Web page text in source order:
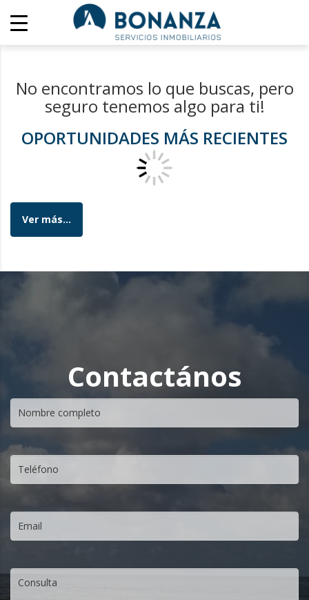
No encontramos lo que buscas, pero
seguro tenemos algo para ti!
OPORTUNIDADES MÁS RECIENTES
Ver más...
Contactános